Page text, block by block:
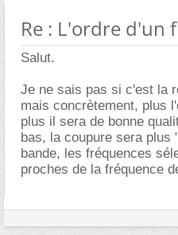
Re : L'ordre d'un
Salut.
Je ne sais pas si c'est la
mais concrètement, plus
plus il sera de bonne
bas, la coupure sera plus
bande, les fréquences
proches de la fréquence